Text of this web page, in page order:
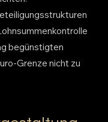
begünstigten
Grenze nicht zu